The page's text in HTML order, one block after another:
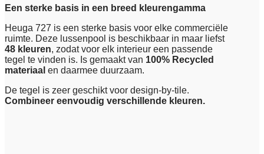
Een sterke basis in een breed kleurengamma
Heuga 727 is een sterke basis voor elke commerciële
ruimte. Deze lussenpool is beschikbaar in maar liefst
48 kleuren, zodat voor elk interieur een passende
tegel te vinden is. Is gemaakt van 100% Recycled
materiaal en daarmee duurzaam.
De tegel is zeer geschikt voor design-by-tile.
Combineer eenvoudig verschillende kleuren.